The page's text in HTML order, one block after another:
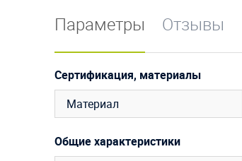
Параметры Отзывы
Сертификация, материалы
Материал
Общие характеристики